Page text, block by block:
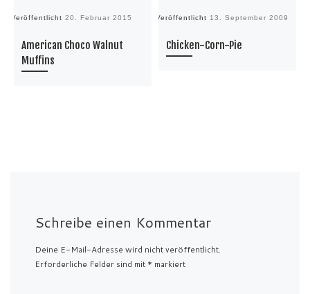
Veröffentlicht 20. Februar 2015
American Choco Walnut
Muffins
Veröffentlicht 13. September 2009
Chicken-Corn-Pie
Schreibe einen Kommentar
Deine E-Mail-Adresse wird nicht veröffentlicht.
Erforderliche Felder sind mit * markiert